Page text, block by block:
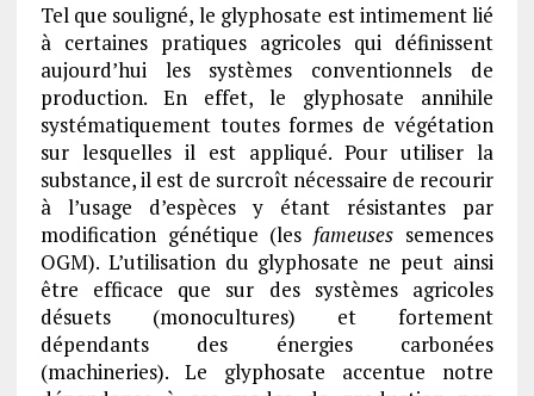
Tel que souligné, le glyphosate est intimement lié
à certaines pratiques agricoles qui définissent
aujourd’hui les systèmes conventionnels de
production. En effet, le glyphosate annihile
systématiquement toutes formes de végétation
sur lesquelles il est appliqué. Pour utiliser la
substance, il est de surcroît nécessaire de recourir
à l’usage d’espèces y étant résistantes par
modification génétique (les fameuses semences
OGM). L’utilisation du glyphosate ne peut ainsi
être efficace que sur des systèmes agricoles
désuets (monocultures) et fortement
dépendants des énergies carbonées
(machineries). Le glyphosate accentue notre